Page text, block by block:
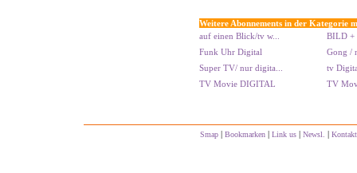
Weitere Abonnements in der Kategorie
auf einen Blick/tv w...
BILD +
Funk Uhr Digital
Gong /
Super TV/ nur digita...
tv
TV Movie DIGITAL
TV
Smap | Bookmarken | Link us | Newsl. | Kontakt